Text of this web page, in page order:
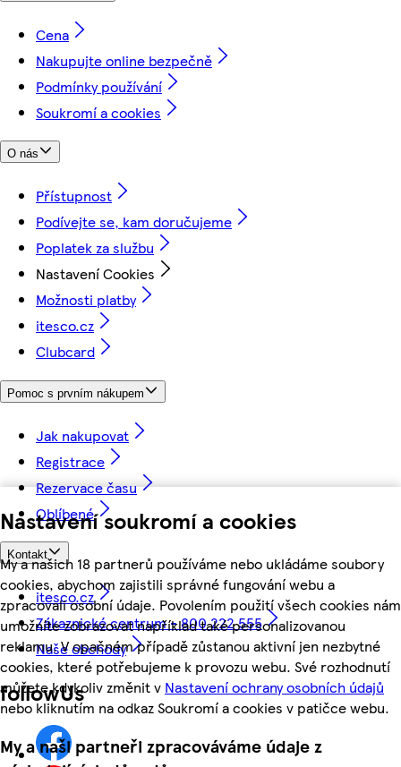
Nastavení soukromí a cookies
My a našich 18 partnerů používáme nebo ukládáme soubory
cookies, abychom zajistili správné fungování webu a
zpracovali osobní údaje. Povolením použití všech cookies nám
umožníte zobrazovat například také personalizovanou
reklamu. V opačném případě zůstanou aktivní jen nezbytné
cookies, které potřebujeme k provozu webu. Své rozhodnutí
můžete kdykoliv změnit v Nastavení ochrany osobních údajů
nebo kliknutím na odkaz Soukromí a cookies v patičce webu.
My a naši partneři zpracováváme údaje z
Cena
Nakupujte online bezpečně
Podmínky používání
Soukromí a cookies
O nás
Přístupnost
Podívejte se, kam doručujeme
Poplatek za službu
Nastavení Cookies
Možnosti platby
itesco.cz
Clubcard
Pomoc s prvním nákupem
Jak nakupovat
Registrace
Rezervace času
Oblíbené
Kontakt
itesco.cz
Zákaznické centrum - 800 222 555
Naše obchody
followUs